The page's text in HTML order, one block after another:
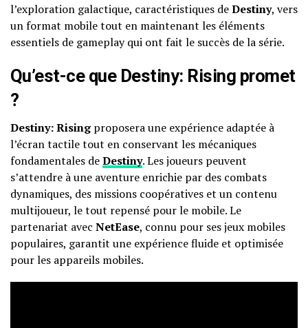
l’exploration galactique, caractéristiques deDestiny, vers
un format mobile tout en maintenant les éléments
essentiels de gameplay qui ont fait le succès de la série.
Qu’est-ce que Destiny: Rising promet
?
Destiny: Risingproposera une expérience adaptée à
l’écran tactile tout en conservant les mécaniques
fondamentales deDestiny. Les joueurs peuvent
s’attendre à une aventure enrichie par des combats
dynamiques, des missions coopératives et un contenu
multijoueur, le tout repensé pour le mobile. Le
partenariat avec NetEase, connu pour ses jeux mobiles
populaires, garantit une expérience fluide et optimisée
pour les appareils mobiles.